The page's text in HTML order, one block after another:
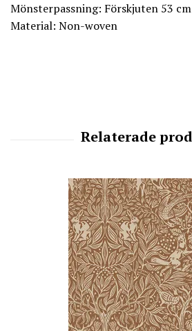
Mönsterpassning: Förskjuten 53 cm
Material: Non-woven